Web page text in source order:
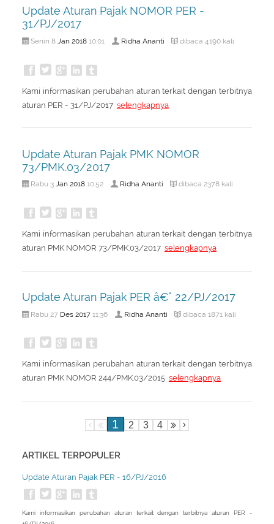
Update Aturan Pajak NOMOR PER -
31/PJ/2017
Senin 8 Jan 201810:01 Ridha Ananti dibaca 4190 kali
Kami informasikan perubahan aturan terkait dengan terbitnya
aturan PER - 31/PJ/2017 selengkapnya
Update Aturan Pajak PMK NOMOR
73/PMK.03/2017
Rabu 3 Jan 201810:52 Ridha Ananti dibaca 2378 kali
Kami informasikan perubahan aturan terkait dengan terbitnya
aturan PMK NOMOR 73/PMK.03/2017 selengkapnya
Update Aturan Pajak PER â€“ 22/PJ/2017
Rabu 27 Des 201711:36 Ridha Ananti dibaca 1871 kali
Kami informasikan perubahan aturan terkait dengan terbitnya
aturan PMK NOMOR 244/PMK.03/2015 selengkapnya
1 2 3 4
ARTIKEL TERPOPULER
Update Aturan Pajak PER - 16/PJ/2016
Kami informasikan perubahan aturan terkait dengan terbitnya aturan PER -